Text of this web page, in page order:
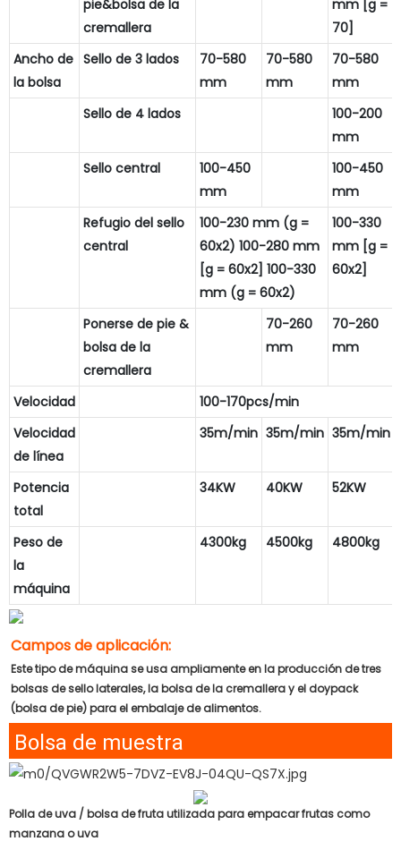
pie&bolsa de la
cremallera
mm [g =
70]
Ancho de
la bolsa
Sello de 3 lados
70-580
mm
70-580
mm
70-580
mm
Sello de 4 lados
100-200
mm
Sello central
100-450
mm
100-450
mm
Refugio del sello
central
100-230 mm (g =
60x2) 100-280 mm
[g = 60x2] 100-330
mm (g = 60x2)
100-330
mm [g =
60x2]
Ponerse de pie &
bolsa de la
cremallera
70-260
mm
70-260
mm
Velocidad
100-170pcs/min
Velocidad
de línea
35m/min 35m/min 35m/min
Potencia
total
34KW 40KW 52KW
Peso de
la
máquina
4300kg 4500kg 4800kg
Campos de aplicación:
Este tipo de máquina se usa ampliamente en la producción de tres
bolsas de sello laterales, la bolsa de la cremallera y el doypack
(bolsa de pie) para el embalaje de alimentos.
Bolsa de muestra
Polla de uva / bolsa de fruta utilizada para empacar frutas como
manzana o uva